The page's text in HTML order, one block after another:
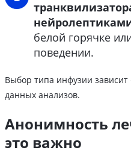
белой горячке
поведении.
Выбор типа инфузии
данных анализов.
Анонимность
это важно